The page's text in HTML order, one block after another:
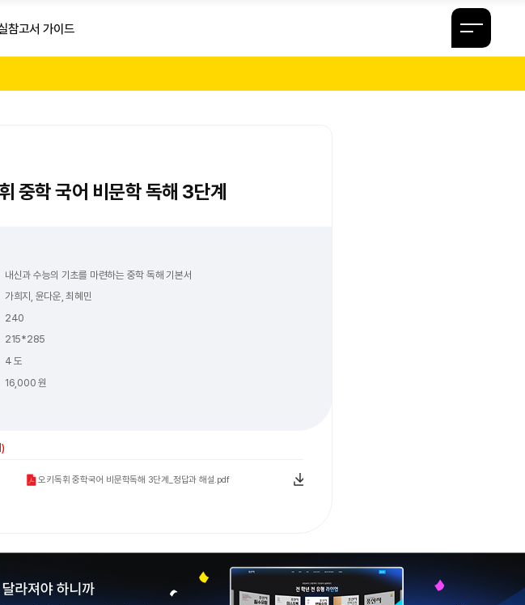
참고서 가이드
중학 국어 비문학 독해 3단계
내신과 수능의 기초를 마련하는 중학 독해 기본서
가희지, 윤다운, 최혜민
240
215*285
4 도
16,000 원
오키독휘 중학국어 비문학독해 3단계_정답과 해설.pdf